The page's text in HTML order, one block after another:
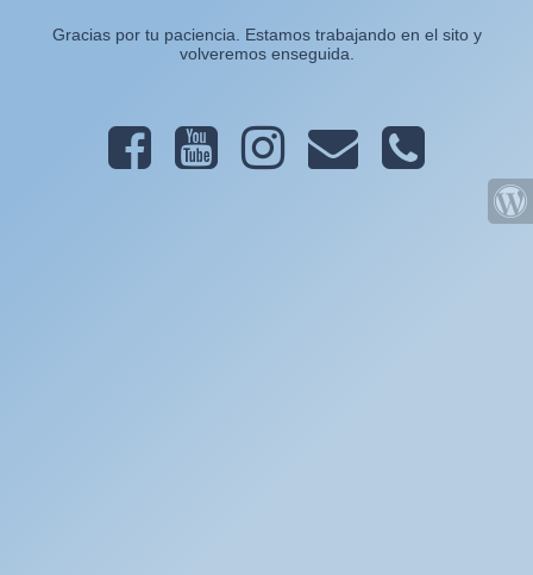
Gracias por tu paciencia. Estamos trabajando en el sito y
volveremos enseguida.